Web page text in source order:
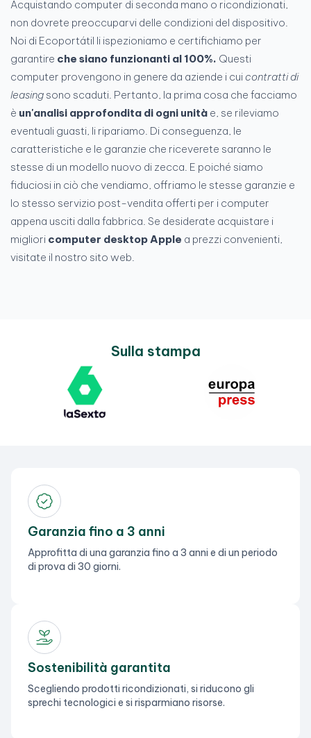
Acquistando computer di seconda mano o ricondizionati,
non dovrete preoccuparvi delle condizioni del dispositivo.
Noi di Ecoportátil li ispezioniamo e certifichiamo per
garantire che siano funzionanti al 100%. Questi
computer provengono in genere da aziende i cuicontratti di
leasing sono scaduti. Pertanto, la prima cosa che facciamo
è un'analisi approfondita di ogni unità e, se rileviamo
eventuali guasti, li ripariamo. Di conseguenza, le
caratteristiche e le garanzie che riceverete saranno le
stesse di un modello nuovo di zecca. E poiché siamo
fiduciosi in ciò che vendiamo, offriamo le stesse garanzie e
lo stesso servizio post-vendita offerti per i computer
appena usciti dalla fabbrica. Se desiderate acquistare i
migliori computer desktop Apple a prezzi convenienti,
visitate il nostro sito web.
Sulla stampa
Garanzia fino a 3 anni
Approfitta di una garanzia fino a 3 anni e di un periodo
di prova di 30 giorni.
Sostenibilità garantita
Scegliendo prodotti ricondizionati, si riducono gli
sprechi tecnologici e si risparmiano risorse.